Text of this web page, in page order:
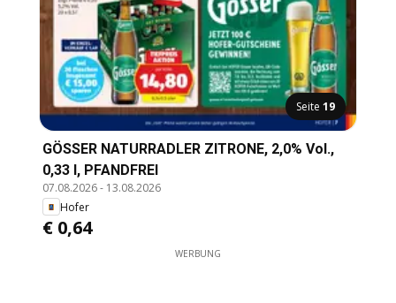
Seite 19
GÖSSER NATURRADLER ZITRONE, 2,0% Vol.,
0,33 l, PFANDFREI
07.08.2026- 13.08.2026
Hofer
€ 0,64
WERBUNG